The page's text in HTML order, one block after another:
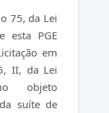
75, da Lei
esta PGE
em
II, da Lei
objeto
suíte de